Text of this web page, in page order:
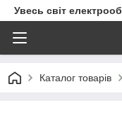
Увесь світ
Каталог товарів